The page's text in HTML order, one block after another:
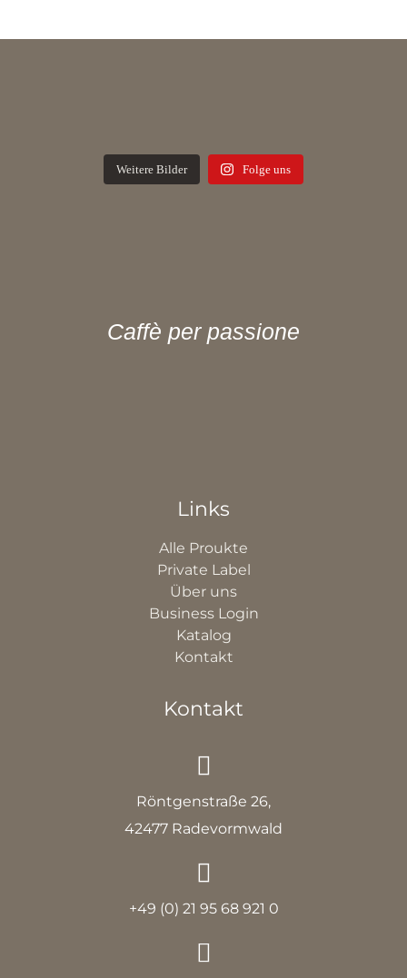
Weitere Bilder Folge uns
Caffè per passione
Links
Alle Proukte
Private Label
Über uns
Business Login
Katalog
Kontakt
Kontakt
Röntgenstraße 26,
42477 Radevormwald
+49 (0) 21 95 68 921 0